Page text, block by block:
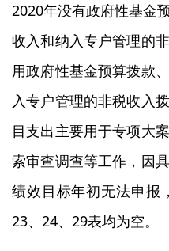
2020年没有政府性基金
收入和纳入专户管理的
用政府性基金预算拨款
入专户管理的非税收入
目支出主要用于专项大
索审查调查等工作，因
绩效目标年初无法申报
23、24、29表均为空。